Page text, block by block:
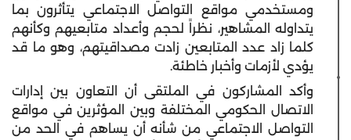
ومستخدمي مواقع التواصل الاجتماعي يتأثرون بما
يتداوله المشاهير، نظراً لحجم وأعداد متابعيهم وكأنهم
كلما زاد عدد المتابعين زادت مصداقيتهم، وهو ما قد
يؤدي لأزمات وأخبار خاطئة.
وأكد المشاركون في الملتقى أن التعاون بين إدارات
الاتصال الحكومي المختلفة وبين المؤثرين في مواقع
التواصل الاجتماعي من شأنه أن يساهم في الحد من